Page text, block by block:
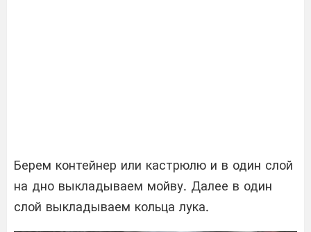
Берем контейнер или кастрюлю и в один слой
на дно выкладываем мойву. Далее в один
слой выкладываем кольца лука.